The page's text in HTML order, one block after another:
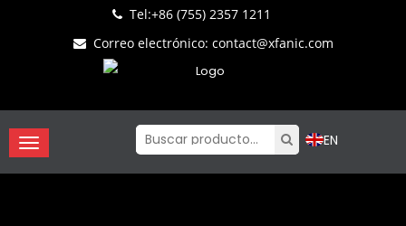
Tel:+86 (755) 2357 1211
Correo electrónico: contact@xfanic.com
EN